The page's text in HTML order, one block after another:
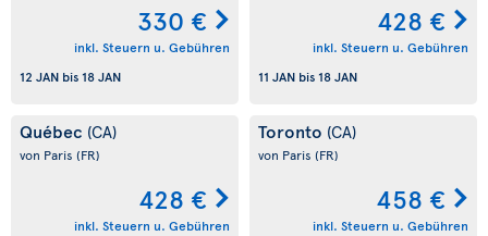
330 €
inkl. Steuern u. Gebühren
12 JAN bis 18 JAN
428 €
inkl. Steuern u. Gebühren
11 JAN bis 18 JAN
Québec (CA)
von Paris (FR)
428 €
inkl. Steuern u. Gebühren
Toronto (CA)
von Paris (FR)
458 €
inkl. Steuern u. Gebühren